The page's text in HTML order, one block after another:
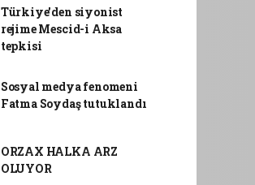
Türkiye'den siyonist
rejime Mescid-i Aksa
tepkisi
Sosyal medya fenomeni
Fatma Soydaş tutuklandı
ORZAX HALKA ARZ
OLUYOR